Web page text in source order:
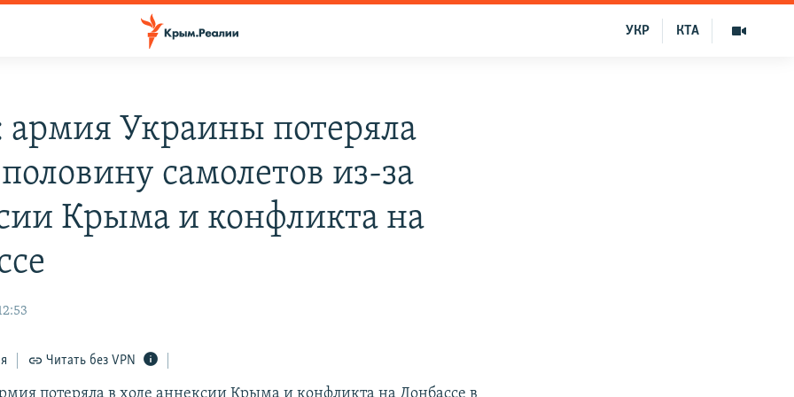
КТА
УКР
армия Украины потеряла
самолетов из-за
Крыма и конфликта на
Читать без VPN